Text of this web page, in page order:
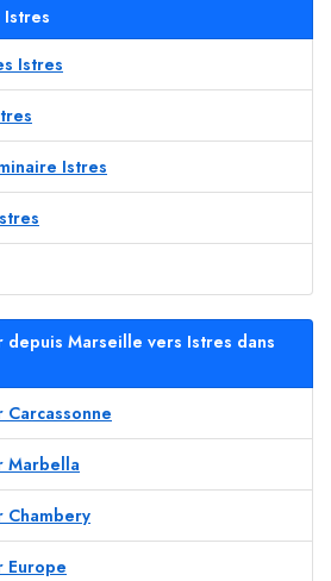
Istres
Istres
Istres
Marseille vers Istres dans
Marbella